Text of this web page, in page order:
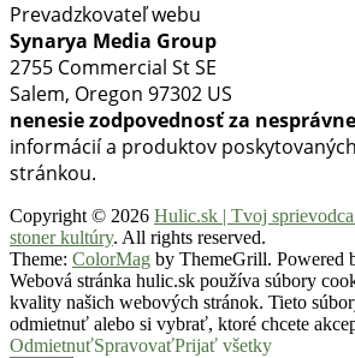
Prevadzkovateľ webu
Synarya Media Group
2755 Commercial St SE
Salem, Oregon 97302 US
nenesie zodpovednosť za
informácií a produktov
stránkou.
Copyright © 2026 Hulic.sk | Tvoj
stoner kultúry. All rights reserved.
Theme: ColorMag by ThemeGrill. Powered
Webová stránka hulic.sk používa súbory
kvality našich webových stránok. Tieto
odmietnuť alebo si vybrať, ktoré chcete
OdmietnuťSpravovaťPrijať všetky